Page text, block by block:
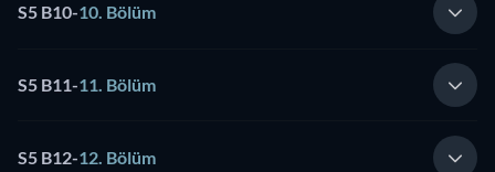
S5 B10-10. Bölüm
S5 B11-11. Bölüm
S5 B12-12. Bölüm